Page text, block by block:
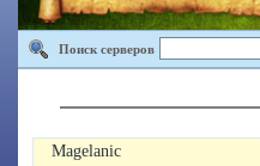
Поиск серверов
Magelanic